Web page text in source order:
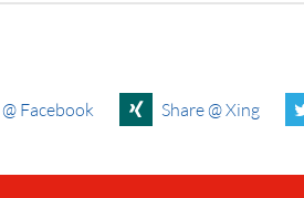
Facebook Share @ Xing